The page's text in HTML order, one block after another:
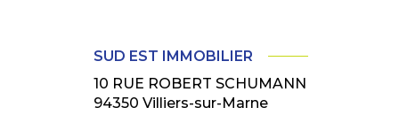
SUD EST IMMOBILIER
10 RUE ROBERT SCHUMANN
94350 Villiers-sur-Marne